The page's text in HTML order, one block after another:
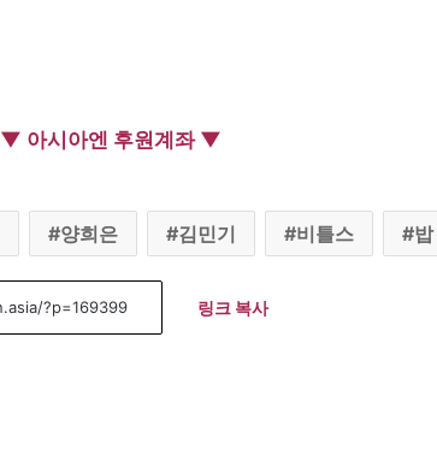
▼ 아시아엔 후원계좌 ▼
양희은 김민기 비틀스 밥
링크 복사